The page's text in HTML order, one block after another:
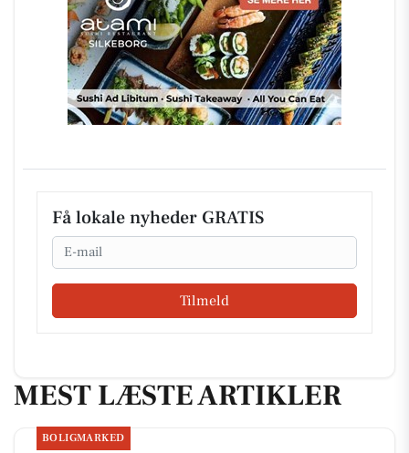
Få lokale nyheder GRATIS
Email
Tilmeld
MEST LÆSTE ARTIKLER
BOLIGMARKED